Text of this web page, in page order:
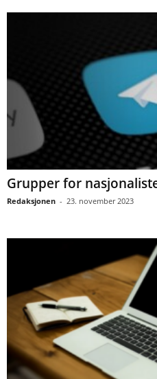
Grupper for
Redaksjonen - 23. november 2023